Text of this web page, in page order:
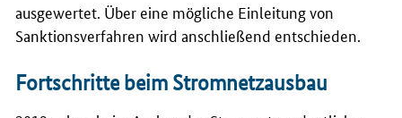
ausgewertet. Über eine mögliche Einleitung von
Sanktionsverfahren wird anschließend entschieden.
Fortschritte beim Stromnetzausbau